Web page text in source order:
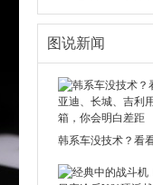
图说新闻
韩系车没技术？看